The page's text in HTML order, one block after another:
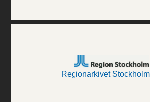
Regionarkivet Stockholm